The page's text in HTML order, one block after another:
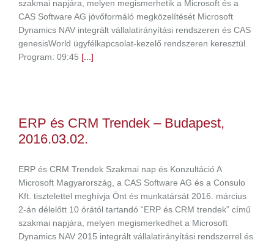
szakmai napjára, melyen megismerhetik a Microsoft és a
CAS Software AG jövőformáló megközelítését Microsoft
Dynamics NAV integrált vállalatirányítási rendszeren és CAS
genesisWorld ügyfélkapcsolat-kezelő rendszeren keresztül.
Program: 09:45 [...]
ERP és CRM Trendek – Budapest,
2016.03.02.
ERP és CRM Trendek Szakmai nap és Konzultáció A
Microsoft Magyarország, a CAS Software AG és a Consulo
Kft. tisztelettel meghívja Önt és munkatársát 2016. március
2-án délelőtt 10 órától tartandó “ERP és CRM trendek” című
szakmai napjára, melyen megismerkedhet a Microsoft
Dynamics NAV 2015 integrált vállalatirányítási rendszerrel és